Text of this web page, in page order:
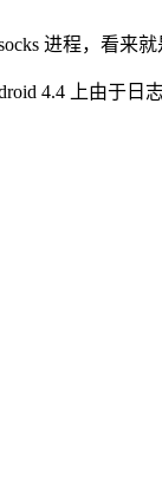
进程，看来就
4.4 上由于日